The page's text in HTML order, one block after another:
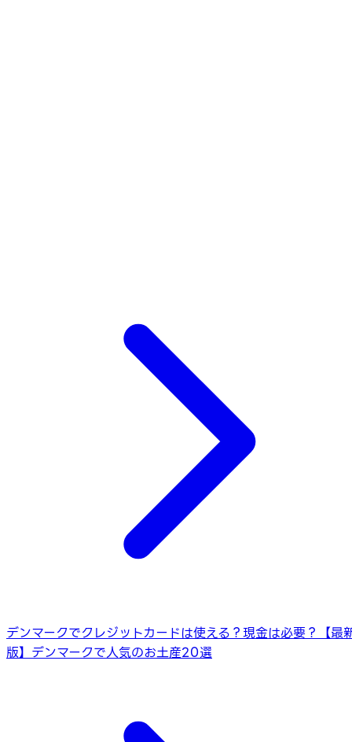
デンマークでクレジットカードは使える？現金は必要？【最
版】デンマークで人気のお土産20選